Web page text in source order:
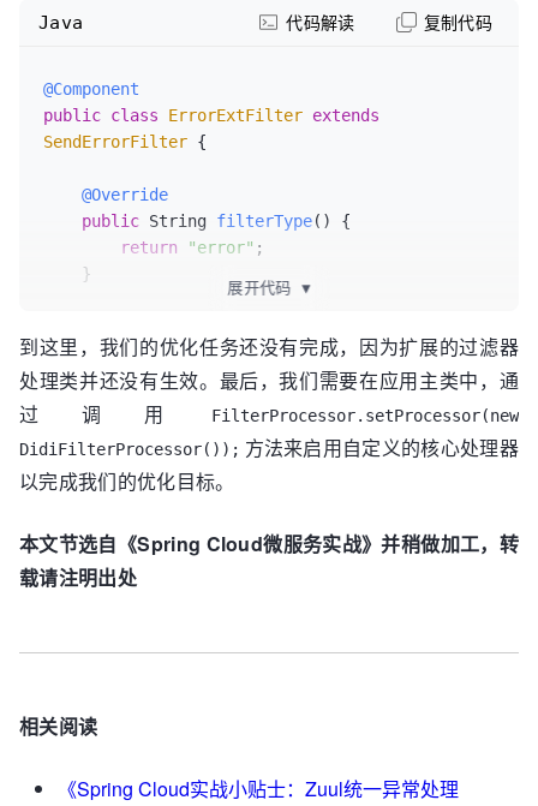
@Component
public class ErrorExtFilter extends
SendErrorFilter {
@Override
public String filterType()
{
return
"error" ;
public
int filterOrder() {
return 30 ;
// 大于ErrorFilter的值
@Override
public boolean
RequestContext ctx =
RequestContext.getCurrentContext();
ZuulFilter
        }
Java 代码解读 复制代码
展开代码 ▼
到这里，我们的优化任务还没有完成，因为扩展的过滤器
处理类并还没有生效。最后，我们需要在应用主类中，通
过调用
FilterProcessor.setProcessor(new
DidiFilterProcessor()); 方法来启用自定义的核心处理器
以完成我们的优化目标。
本文节选自《Spring Cloud微服务实战》并稍做加工，转
载请注明出处
相关阅读
《Spring Cloud实战小贴士：Zuul统一异常处理